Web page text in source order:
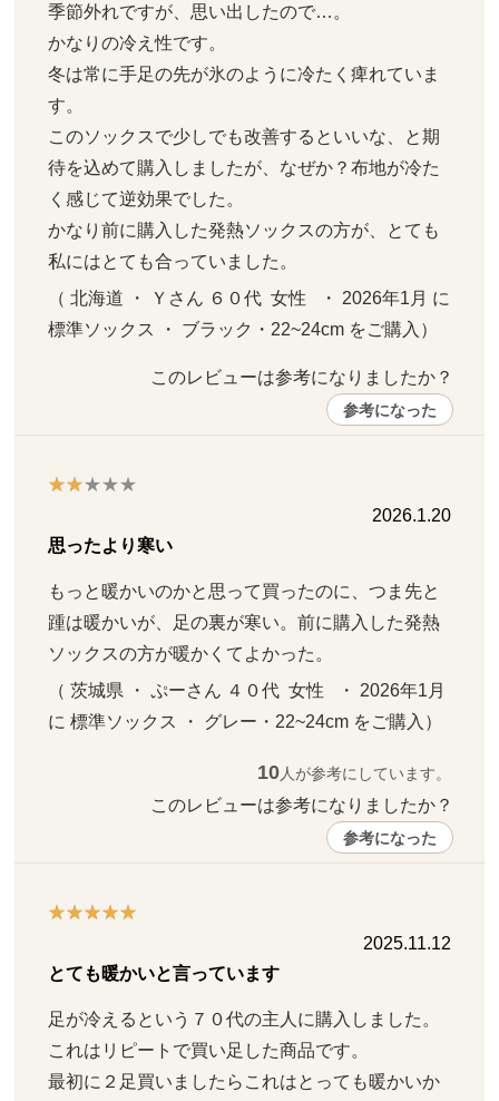
季節外れですが、思い出したので…。
かなりの冷え性です。
冬は常に手足の先が氷のように冷たく痺れていま
す。
このソックスで少しでも改善するといいな、と期
待を込めて購入しましたが、なぜか？布地が冷た
く感じて逆効果でした。
かなり前に購入した発熱ソックスの方が、とても
私にはとても合っていました。
（ 北海道 ・ Ｙさん ６０代  女性   ・ 2026年1月 に
標準ソックス ・ ブラック・22~24cm をご購入）
このレビューは参考になりましたか？
参考になった
2026.1.20
思ったより寒い
もっと暖かいのかと思って買ったのに、つま先と
踵は暖かいが、足の裏が寒い。前に購入した発熱
ソックスの方が暖かくてよかった。
（ 茨城県 ・ ぷーさん ４０代  女性   ・ 2026年1月
に 標準ソックス ・ グレー・22~24cm をご購入）
10人が参考にしています。
このレビューは参考になりましたか？
参考になった
2025.11.12
とても暖かいと言っています
足が冷えるという７０代の主人に購入しました。
これはリピートで買い足した商品です。
最初に２足買いましたらこれはとっても暖かいか